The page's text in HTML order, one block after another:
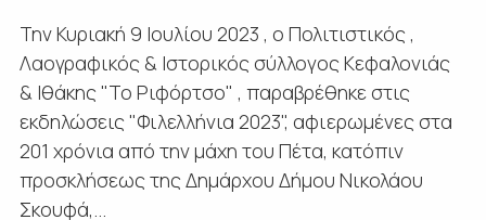
Την Κυριακή 9 Ιουλίου 2023 , ο Πολιτιστικός ,
Λαογραφικός & Ιστορικός σύλλογος Κεφαλονιάς
& Ιθάκης "Το Ριφόρτσο" , παραβρέθηκε στις
εκδηλώσεις "Φιλελλήνια 2023", αφιερωμένες στα
201 χρόνια από την μάχη του Πέτα, κατόπιν
προσκλήσεως της Δημάρχου Δήμου Νικολάου
Σκουφά,...